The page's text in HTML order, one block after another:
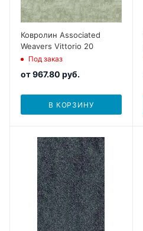
Ковролин Associated
Weavers Vittorio 20
Под заказ
от967.80 руб.
В КОРЗИНУ